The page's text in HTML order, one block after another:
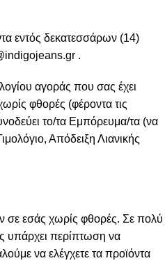
εντός δεκατεσσάρων (14)
.
αγοράς που σας έχει
φθορές (φέροντα τις
το/τα Εμπόρευμα/τα (να
Απόδειξη Λιανικής
σε εσάς χωρίς φθορές. Σε πολύ
υπάρχει περίπτωση να
να ελέγχετε τα προϊόντα